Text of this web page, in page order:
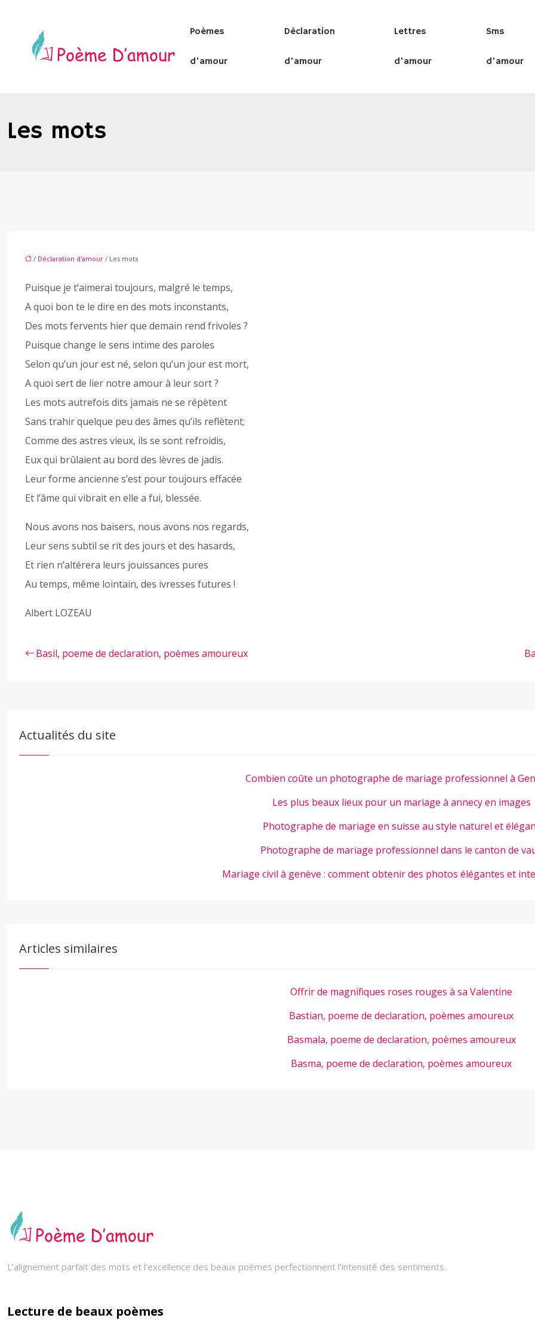
Poèmes
d’amour
Déclaration
d’amour
Lettres
d’amour
Sms
d’amour
Les mots
/ Déclaration d'amour / Les mots
Puisque je t’aimerai toujours, malgré le temps,
A quoi bon te le dire en des mots inconstants,
Des mots fervents hier que demain rend frivoles ?
Puisque change le sens intime des paroles
Selon qu’un jour est né, selon qu’un jour est mort,
A quoi sert de lier notre amour à leur sort ?
Les mots autrefois dits jamais ne se répètent
Sans trahir quelque peu des âmes qu’ils reflètent;
Comme des astres vieux, ils se sont refroidis,
Eux qui brûlaient au bord des lèvres de jadis.
Leur forme ancienne s’est pour toujours effacée
Et l’âme qui vibrait en elle a fui, blessée.
Nous avons nos baisers, nous avons nos regards,
Leur sens subtil se rit des jours et des hasards,
Et rien n’altérera leurs jouissances pures
Au temps, même lointain, des ivresses futures !
Albert LOZEAU
Basil, poeme de declaration, poèmes amoureux
Actualités du site
Combien coûte un photographe de mariage professionnel à
Les plus beaux lieux pour un mariage à annecy en images
Photographe de mariage en suisse au style naturel et
Photographe de mariage professionnel dans le canton de
Mariage civil à genève : comment obtenir des photos élégantes et
Articles similaires
Offrir de magnifiques roses rouges à sa Valentine
Bastian, poeme de declaration, poèmes amoureux
Basmala, poeme de declaration, poèmes amoureux
Basma, poeme de declaration, poèmes amoureux
L’alignement parfait des mots et l’excellence des beaux poèmes perfectionnent l’intensité des sentiments.
Lecture de beaux poèmes